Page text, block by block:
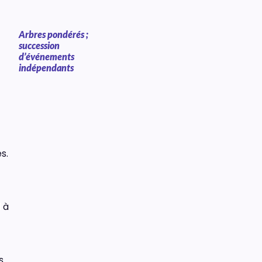
Arbres pondérés ;
succession
d’événements
indépendants
à